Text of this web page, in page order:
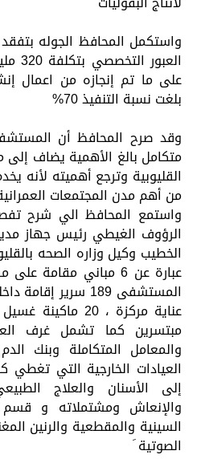
واستكمل المحافظ الجوله
على ما تم إنجازه من اعمال
بلغت نسبة التنفيذ 70%
وقد صرح المحافظ أن
متكامل بالغ الأهمية يضاف
القليوبية وترجع أهميته لأنه
من أهم مدن المجتمعات
واستمع المحافظ الي شرح
الرؤوف الغيطي رئيس جهاز
الخطيب وكيل وزاره الصحه
مبتسرين كما تشمل غرف
والمعامل المتكاملة وبنك
العيادات الخارجية التي تغطي
إلى الأسنان والعلاج
والإنعاش ومشتملاته و
السينية والمقطعية والرنين
الصوتية َ